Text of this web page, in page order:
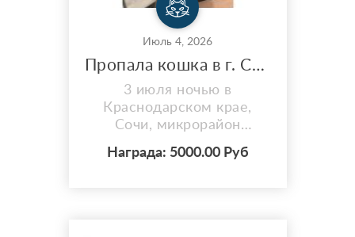
Июль 4, 2026
Пропала кошка в г. Сочи
3 июля ночью в
Краснодарском крае,
Сочи, микрорайон
улица, 2Б в гостевом
Награда: 5000.00 Руб